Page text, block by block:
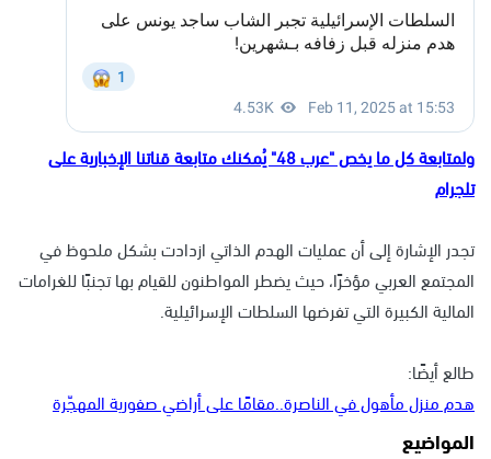
ولمتابعة كل ما يخص "عرب 48" يُمكنك متابعة قناتنا الإخبارية على
تلجرام
تجدر الإشارة إلى أن عمليات الهدم الذاتي ازدادت بشكل ملحوظ في
المجتمع العربي مؤخرًا، حيث يضطر المواطنون للقيام بها تجنبًا للغرامات
المالية الكبيرة التي تفرضها السلطات الإسرائيلية.
طالع أيضًا:
هدم منزل مأهول في الناصرة..مقامًا على أراضي صفورية المهجّرة
المواضيع